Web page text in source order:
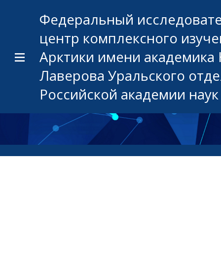
Федеральный
центр комплексного
Арктики имени
Лаверова Уральского
Российской академии наук